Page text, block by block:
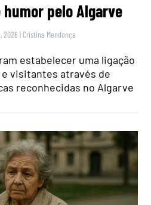
pelo Algarve
2026 | Cristina Mendonça
estabelecer uma ligação
visitantes através de
reconhecidas no Algarve